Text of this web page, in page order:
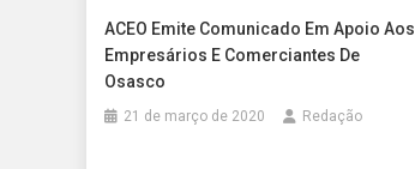
ACEO Emite Comunicado Em Apoio Aos
Empresários E Comerciantes De
Osasco
21 de março de 2020 Redação